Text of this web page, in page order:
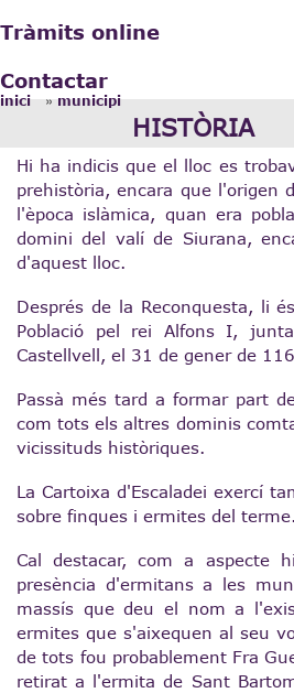
Tràmits online
Contactar
Esteu aquí
inici » municipi
HISTÒRIA
Hi ha indicis que el lloc es
prehistòria, encara que l'origen
l'època islàmica, quan era
domini del valí de Siurana,
d'aquest lloc.
Després de la Reconquesta, li
Població pel rei Alfons I,
Castellvell, el 31 de gener de
Passà més tard a formar part
com tots els altres dominis
vicissituds històriques.
La Cartoixa d'Escaladei exercí
sobre finques i ermites del terme.
Cal destacar, com a aspecte
presència d'ermitans a les
massís que deu el nom a
ermites que s'aixequen al seu
de tots fou probablement Fra
retirat a l'ermita de Sant